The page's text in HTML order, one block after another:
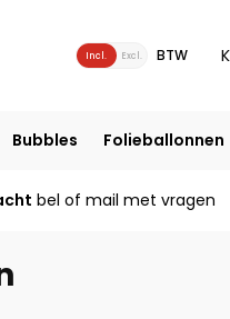
Incl. Excl. BTW
Bubbles Folieballonnen
bel of mail met vragen